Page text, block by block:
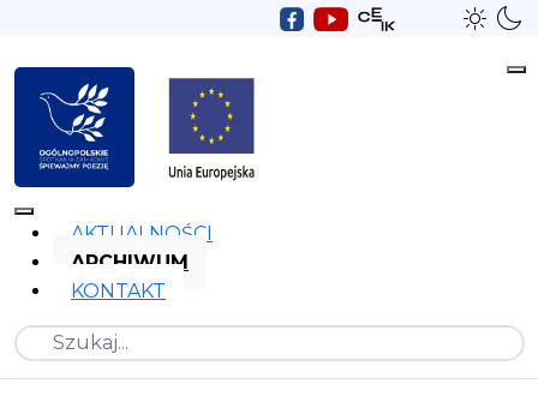
AKTUALNOŚCI
ARCHIWUM
KONTAKT
Szukaj